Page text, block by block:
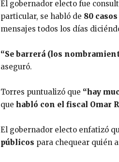
El gobernador electo fue
particular, se habló de 80
mensajes todos los días
“Se barrerá (los
aseguró.
Torres puntualizó que “hay
que habló con el fiscal Omar
El gobernador electo enfatizó
públicos para chequear quién